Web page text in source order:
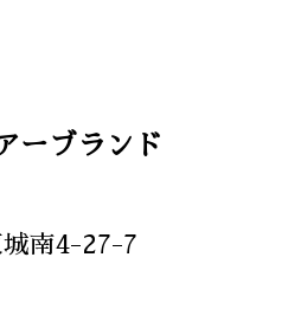
ーブランド
南4-27-7